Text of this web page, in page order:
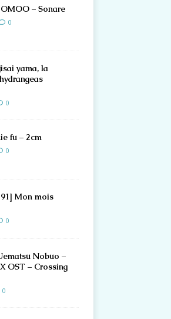
– Sonare
0
yama, la
0
fu – 2cm
0
Mon mois
0
Nobuo –
OST – Crossing
0